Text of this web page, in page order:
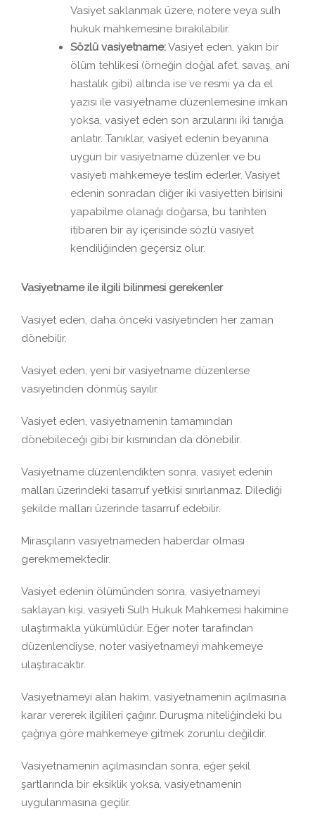
Vasiyet saklanmak üzere, notere veya sulh
hukuk mahkemesine bırakılabilir.
Sözlü vasiyetname:Vasiyet eden, yakın bir
ölüm tehlikesi (örneğin doğal afet, savaş, ani
hastalık gibi) altında ise ve resmi ya da el
yazısı ile vasiyetname düzenlemesine imkan
yoksa, vasiyet eden son arzularını iki tanığa
anlatır. Tanıklar, vasiyet edenin beyanına
uygun bir vasiyetname düzenler ve bu
vasiyeti mahkemeye teslim ederler. Vasiyet
edenin sonradan diğer iki vasiyetten birisini
yapabilme olanağı doğarsa, bu tarihten
itibaren bir ay içerisinde sözlü vasiyet
kendiliğinden geçersiz olur.
Vasiyetname ile ilgili bilinmesi gerekenler
Vasiyet eden, daha önceki vasiyetinden her zaman
dönebilir.
Vasiyet eden, yeni bir vasiyetname düzenlerse
vasiyetinden dönmüş sayılır.
Vasiyet eden, vasiyetnamenin tamamından
dönebileceği gibi bir kısmından da dönebilir.
Vasiyetname düzenlendikten sonra, vasiyet edenin
malları üzerindeki tasarruf yetkisi sınırlanmaz. Dilediği
şekilde malları üzerinde tasarruf edebilir.
Mirasçıların vasiyetnameden haberdar olması
gerekmemektedir.
Vasiyet edenin ölümünden sonra, vasiyetnameyi
saklayan kişi, vasiyeti Sulh Hukuk Mahkemesi hakimine
ulaştırmakla yükümlüdür. Eğer noter tarafından
düzenlendiyse, noter vasiyetnameyi mahkemeye
ulaştıracaktır.
Vasiyetnameyi alan hakim, vasiyetnamenin açılmasına
karar vererek ilgilileri çağırır. Duruşma niteliğindeki bu
çağrıya göre mahkemeye gitmek zorunlu değildir.
Vasiyetnamenin açılmasından sonra, eğer şekil
şartlarında bir eksiklik yoksa, vasiyetnamenin
uygulanmasına geçilir.